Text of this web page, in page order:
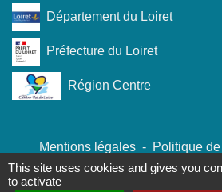
Département du Loiret
Préfecture du Loiret
Région Centre
Mentions légales - Politique
Accessibilité - Plan du site -
This site uses cookies and gives you
to activate